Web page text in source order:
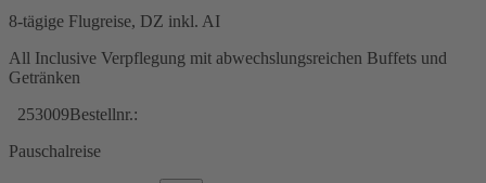
8-tägige Flugreise, DZ inkl. AI
All Inclusive Verpflegung mit abwechslungsreichen Buffets und
Getränken
253009Bestellnr.:
Pauschalreise